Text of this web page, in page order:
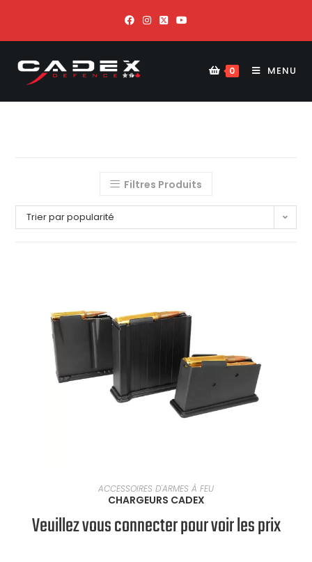
0 MENU
Filtres Produits
Trier par popularité
SÉLECTIONNER UNE OPTION
ACCESSOIRES D'ARMES À FEU
CHARGEURS CADEX
Veuillez vous connecter pour voir les prix